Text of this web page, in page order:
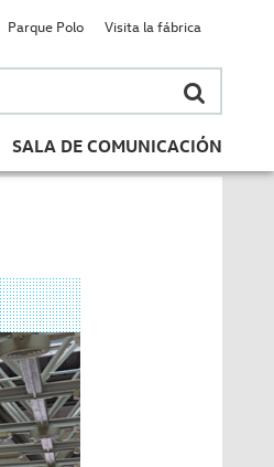
SALA DE COMUNICACIÓN
Parque Polo Visita la fábrica